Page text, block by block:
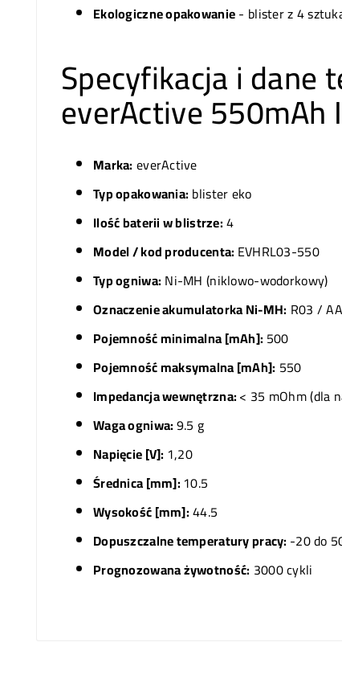
Ekologiczne opakowanie- blister z 4
Specyfikacja i dane
everActive
Marka: everActive
Typ opakowania: blister eko
Ilość baterii w blistrze:4
Model / kod producenta: EVHRL03-550
Typ ogniwa: Ni-MH (niklowo-wodorkowy)
Oznaczenie akumulatorka Ni-MH: R03 /
Pojemność minimalna [mAh]: 500
Pojemność maksymalna [mAh]: 550
Impedancja wewnętrzna:< 35 mOhm (dla
Waga ogniwa:9.5 g
Napięcie [V]: 1,20
Średnica [mm]:10.5
Wysokość [mm]:44.5
Dopuszczalne temperatury pracy: -20 do
Prognozowana żywotność: 3000 cykli